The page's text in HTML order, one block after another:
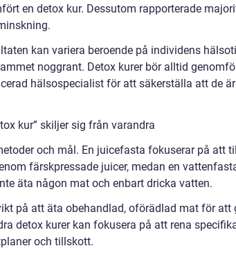
en detox kur. Dessutom rapporterade
kan variera beroende på individens
noggrant. Detox kurer bör alltid
hälsospecialist för att säkerställa att de
kur” skiljer sig från varandra
och mål. En juicefasta fokuserar på att
färskpressade juicer, medan en
äta någon mat och enbart dricka vatten.
på att äta obehandlad, oförädlad mat för att
detox kurer kan fokusera på att rena
och tillskott.